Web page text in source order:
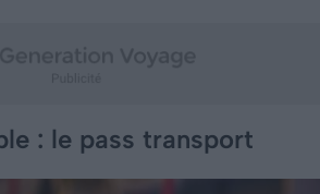
: le pass transport